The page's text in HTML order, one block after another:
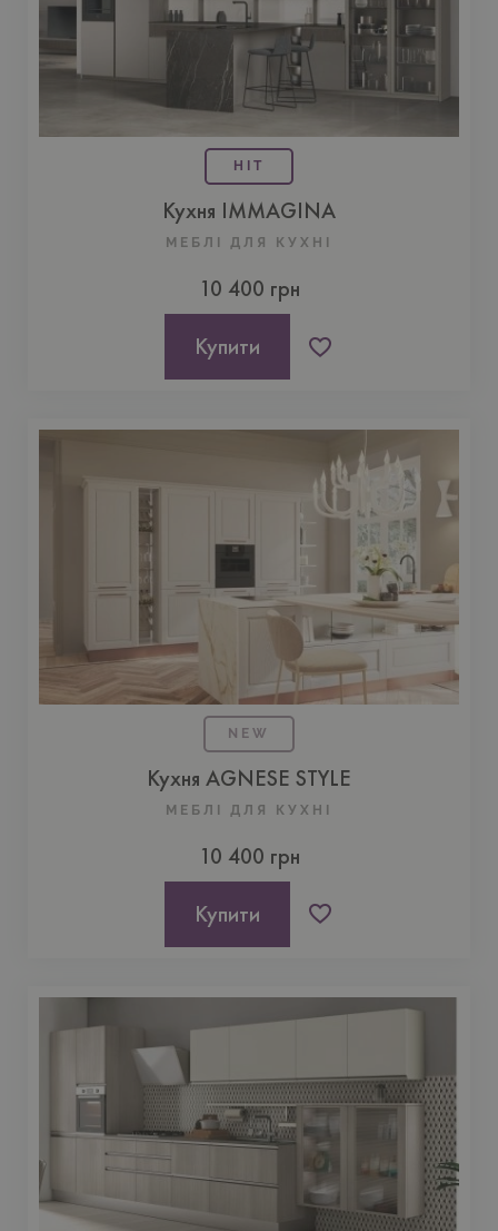
HIT
Кухня IMMAGINA
МЕБЛІ ДЛЯ КУХНI
10 400 грн
Купити
NEW
Кухня AGNESE STYLE
МЕБЛІ ДЛЯ КУХНI
10 400 грн
Купити